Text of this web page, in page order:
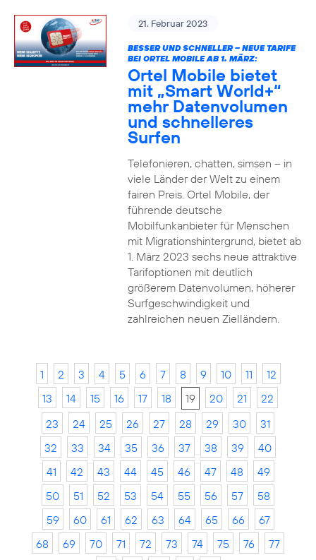
21. Februar 2023
BESSER UND SCHNELLER – NEUE TARIFE
BEI ORTEL MOBILE AB 1. MÄRZ:
Ortel Mobile bietet
mit „Smart World+“
mehr Datenvolumen
und schnelleres
Surfen
Telefonieren, chatten, simsen – in
viele Länder der Welt zu einem
fairen Preis. Ortel Mobile, der
führende deutsche
Mobilfunkanbieter für Menschen
mit Migrationshintergrund, bietet ab
1. März 2023 sechs neue attraktive
Tarifoptionen mit deutlich
größerem Datenvolumen, höherer
Surfgeschwindigkeit und
zahlreichen neuen Zielländern.
1 2 3 4 5 6 7 8 9 10 11
12
13
14 15 16 17 18 19 20 21
22
23
24 25 26 27 28 29 30
31
32
33 34 35 36 37 38 39
40
41
42 43 44 45 46 47 48
49
50
51 52 53 54 55 56 57
58
59
60 61 62 63 64 65 66
67
68
69 70 71 72 73 74 75 76
77